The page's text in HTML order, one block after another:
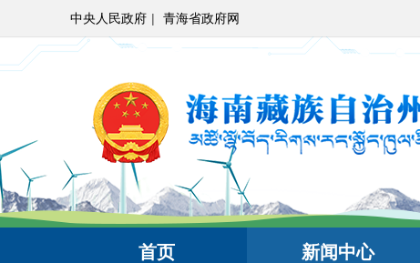
中央人民政府 | 青海省政府网
首页 新闻中心